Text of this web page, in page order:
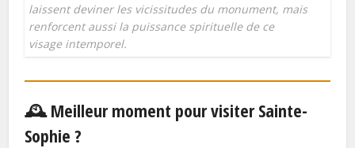
laissent deviner les vicissitudes du monument, mais
renforcent aussi la puissance spirituelle de ce
visage intemporel.
🕰️ Meilleur moment pour visiter Sainte-
Sophie ?